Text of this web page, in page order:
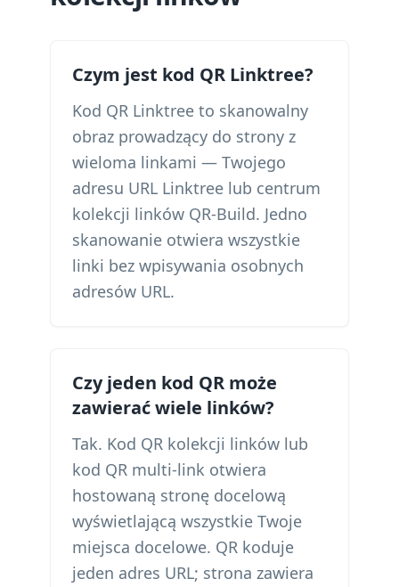
Czym jest kod QR Linktree?
Kod QR Linktree to skanowalny
obraz prowadzący do strony z
wieloma linkami — Twojego
adresu URL Linktree lub centrum
kolekcji linków QR-Build. Jedno
skanowanie otwiera wszystkie
linki bez wpisywania osobnych
adresów URL.
Czy jeden kod QR może
zawierać wiele linków?
Tak. Kod QR kolekcji linków lub
kod QR multi-link otwiera
hostowaną stronę docelową
wyświetlającą wszystkie Twoje
miejsca docelowe. QR koduje
jeden adres URL; strona zawiera